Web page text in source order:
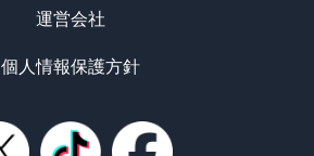
運営会社
個人情報保護方針